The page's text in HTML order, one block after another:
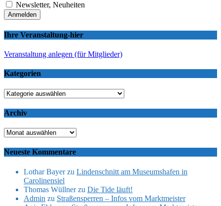
Newsletter, Neuheiten
Ihre Veranstaltung-hier
Veranstaltung anlegen (für Mitglieder)
Kategorien
Kategorien
Archiv
Archiv
Neueste Kommentare
Lothar Bayerzu Lindenschnitt am Museumshafen in
Carolinensiel
Thomas Wüllnerzu Die Tide läuft!
Admin zu Straßensperren – Infos vom Marktmeister